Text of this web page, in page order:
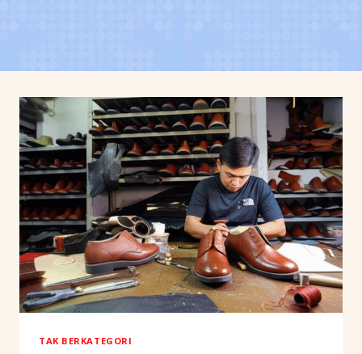
TAK BERKATEGORI